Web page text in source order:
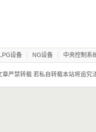
LPG设备 NG设备 中央控制系
章严禁转载 若私自转载本站将追究